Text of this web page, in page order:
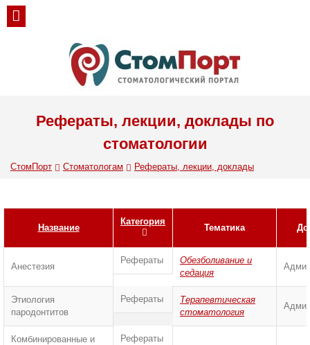
Рефераты, лекции, доклады по
стоматологии
СтомПорт Стоматологам Рефераты, лекции, доклады
Название
Категория
Тематика
Анестезия
Рефераты
Обезболивание и
седация
Этиология
пародонтитов
Рефераты
Терапевтическая
стоматология
Комбинированные и
Рефераты